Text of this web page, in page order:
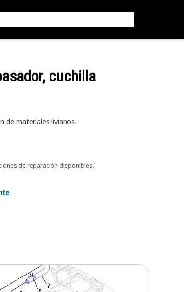
cuchilla
de materiales livianos.
de reparación disponibles.